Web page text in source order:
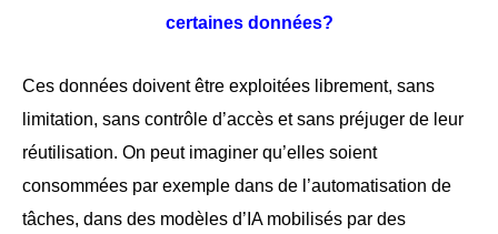
certaines données?
Ces données doivent être exploitées librement, sans
limitation, sans contrôle d’accès et sans préjuger de leur
réutilisation. On peut imaginer qu’elles soient
consommées par exemple dans de l’automatisation de
tâches, dans des modèles d’IA mobilisés par des